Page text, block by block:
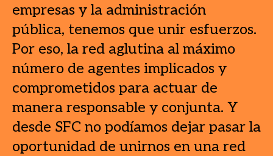
empresas y la administración
pública, tenemos que unir esfuerzos.
Por eso, la red aglutina al máximo
número de agentes implicados y
comprometidos para actuar de
manera responsable y conjunta. Y
desde SFC no podíamos dejar pasar la
oportunidad de unirnos en una red